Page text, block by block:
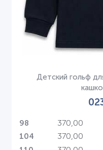
Детский гольф
98 370,00
104 370,00